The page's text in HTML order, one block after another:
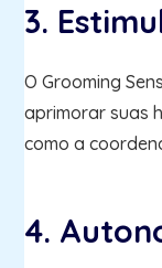
3.
O Grooming
aprimorar suas
como a
4.